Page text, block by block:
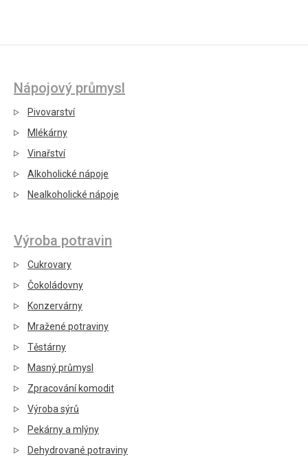
Nápojový průmysl
Pivovarství
Mlékárny
Vinařství
Alkoholické nápoje
Nealkoholické nápoje
Výroba potravin
Cukrovary
Čokoládovny
Konzervárny
Mražené potraviny
Těstárny
Masný průmysl
Zpracování komodit
Výroba sýrů
Pekárny a mlýny
Dehydrované potraviny